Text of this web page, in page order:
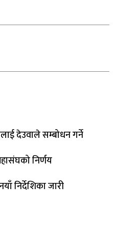
देउवाले सम्बोधन गर्ने
निर्णय
निर्देशिका जारी